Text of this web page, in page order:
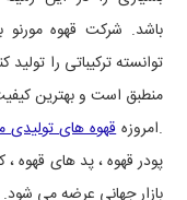
باشد. شرکت قهوه
توانسته ترکیباتی را
منطبق است و بهترین
.امروزهقهوه های تولیدی
پودر قهوه ، پد های قهوه